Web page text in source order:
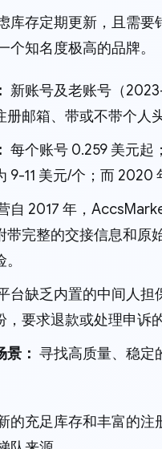
库存定期更新，且需
个知名度极高的品牌。
新账号及老账号（
册邮箱、带或不带个人头
每个账号 0.259 美元
9-11 美元/个；而 2020
自 2017 年，
带完整的交接信息和原
台缺乏内置的中间人担
，要求退款或处理申诉
： 寻找高质量、稳定
的充足库存和丰富的